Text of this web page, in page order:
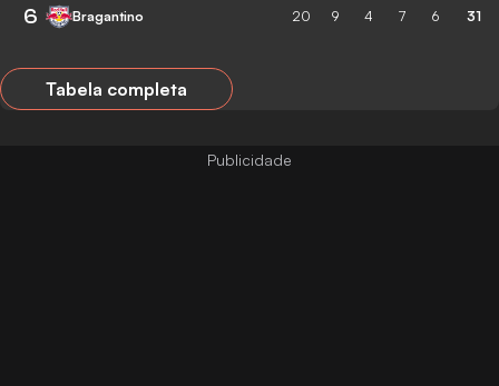
6 Bragantino 20 9 4 7 6 31
Tabela completa